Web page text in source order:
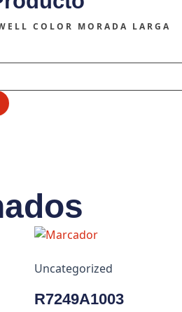
COLOR MORADA LARGA
Uncategorized
R7249A1003